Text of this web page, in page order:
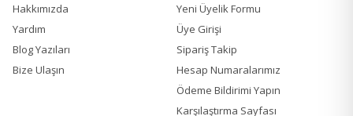
Hakkımızda
Yardım
Blog Yazıları
Bize Ulaşın
Yeni Üyelik Formu
Üye Girişi
Sipariş Takip
Hesap Numaralarımız
Ödeme Bildirimi Yapın
Karşılaştırma Sayfası